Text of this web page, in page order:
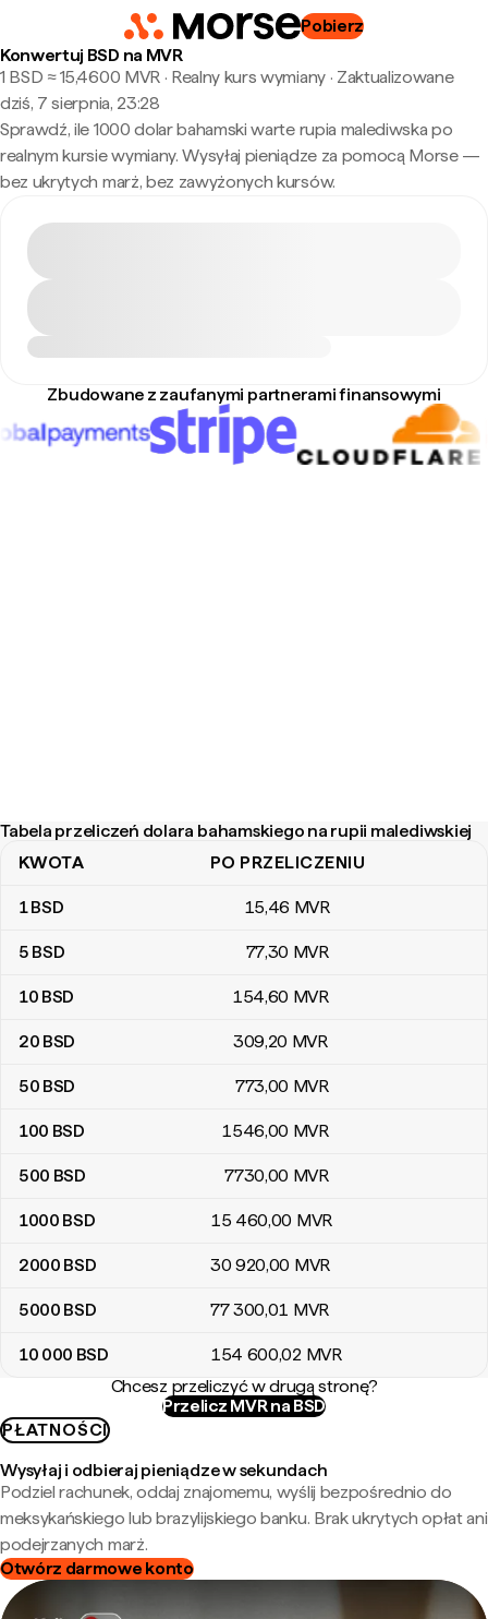
Pobierz
Konwertuj BSD na MVR
1 BSD ≈ 15,4600 MVR · Realny kurs wymiany· Zaktualizowane
dziś, 7 sierpnia, 23:28
Sprawdź, ile 1000 dolar bahamski warte rupia malediwska po
realnym kursie wymiany. Wysyłaj pieniądze za pomocą Morse —
bez ukrytych marż, bez zawyżonych kursów.
Zbudowane z zaufanymi partnerami finansowymi
Tabela przeliczeń dolara bahamskiego na rupii malediwskiej
Tabela przeliczeń dolara bahamskiego na rupii malediwskiej
KWOTA PO PRZELICZENIU
1BSD 15,46 MVR
5 BSD 77,30 MVR
10 BSD 154,60 MVR
20 BSD 309,20 MVR
50 BSD 773,00 MVR
100 BSD 1546,00 MVR
500 BSD 7730,00 MVR
1000 BSD 15 460,00 MVR
2000 BSD 30 920,00 MVR
5000 BSD 77 300,01 MVR
10 000 BSD 154 600,02 MVR
Chcesz przeliczyć w drugą stronę?
Przelicz MVR na BSD
PŁATNOŚCI
Wysyłaj i odbieraj pieniądze w sekundach
Podziel rachunek, oddaj znajomemu, wyślij bezpośrednio do
meksykańskiego lub brazylijskiego banku. Brak ukrytych opłat ani
podejrzanych marż.
Otwórz darmowe konto